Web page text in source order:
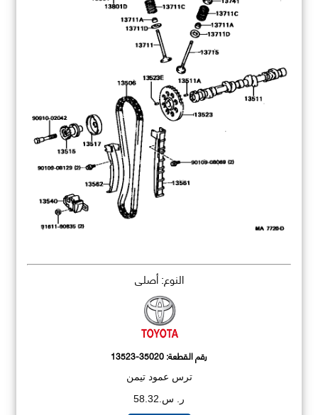
النوع: أصلي
رقم القطعة:13523-35020
ترس عمود تيمن
ر. س.58.32